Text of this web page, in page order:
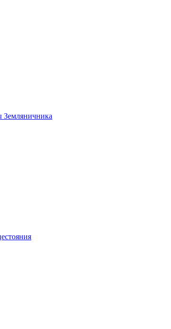
Земляничника